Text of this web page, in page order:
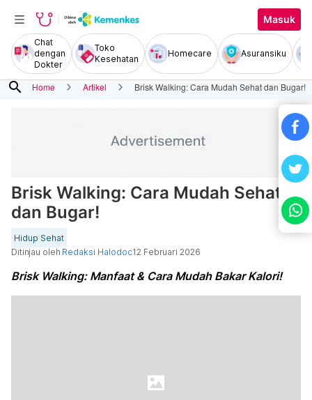
Masuk
Chat
dengan
Dokter
Toko
Kesehatan
Homecare Asuransiku
search Home Artikel Brisk Walking: Cara Mudah Sehat dan Bugar!
Brisk Walking: Cara Mudah Sehat
dan Bugar!
Hidup Sehat
Ditinjau oleh Redaksi Halodoc12 Februari 2026
Brisk Walking: Manfaat & Cara Mudah Bakar Kalori!